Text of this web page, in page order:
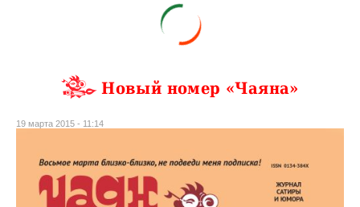
Новый номер «Чаяна»
19 марта 2015 - 11:14